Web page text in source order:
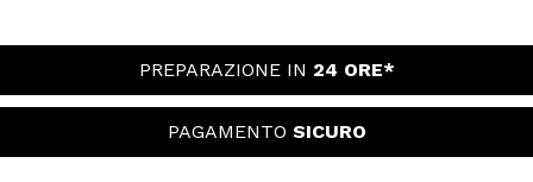
PREPARAZIONE IN 24 ORE*
PAGAMENTO SICURO